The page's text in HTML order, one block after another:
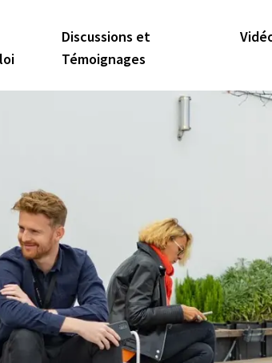
Discussions et
Témoignages